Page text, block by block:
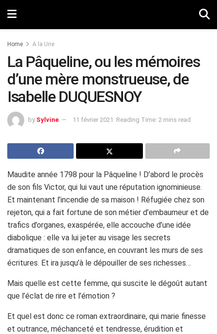
Home A la Une
La Pâqueline, ou les mémoires
d’une mère monstrueuse, de
Isabelle DUQUESNOY
by Sylvine 11 février 2021 Reading Time: 2 mins read
Maudite année 1798 pour la Pâqueline ! D’abord le procès
de son fils Victor, qui lui vaut une réputation ignominieuse.
Et maintenant l’incendie de sa maison ! Réfugiée chez son
rejeton, qui a fait fortune de son métier d’embaumeur et de
trafics d’organes, exaspérée, elle accouche d’une idée
diabolique : elle va lui jeter au visage les secrets
dramatiques de son enfance, en couvrant les murs de ses
écritures. Et ira jusqu’à le dépouiller de ses richesses…
Mais quelle est cette femme, qui suscite le dégoût autant
que l’éclat de rire et l’émotion ?
Et quel est donc ce roman extraordinaire, qui marie finesse
et outrance, méchanceté et tendresse, érudition et